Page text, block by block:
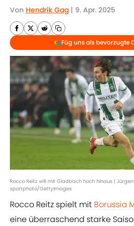
Von Hendrik Gag | 9. Apr. 2025
Füg uns als bevorzugte
Rocco Reitz will mit Gladbach hoch hinaus |
sportphoto/GettyImages
Rocco Reitz spielt mit Borussia
eine überraschend starke